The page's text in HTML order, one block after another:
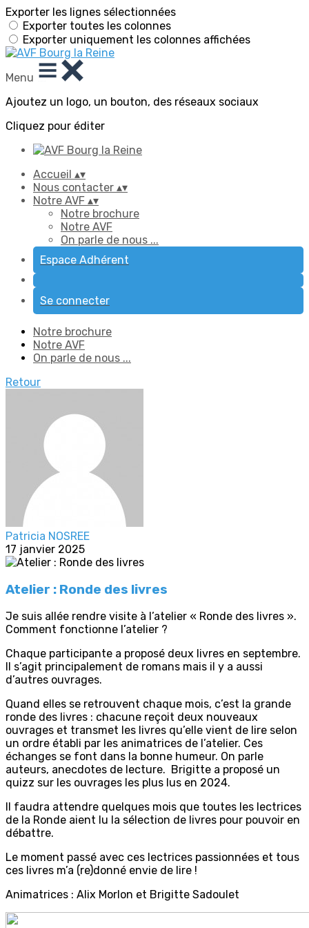
Exporter les lignes sélectionnées
Exporter toutes les colonnes
Exporter uniquement les colonnes affichées
Menu
Ajoutez un logo, un bouton, des réseaux sociaux
Cliquez pour éditer
Accueil ▴▾
Nous contacter ▴▾
Notre AVF ▴▾
Notre brochure
Notre AVF
On parle de nous ...
Espace Adhérent
Se connecter
Notre brochure
Notre AVF
On parle de nous ...
Retour
Patricia NOSREE
17 janvier 2025
Atelier : Ronde des livres
Je suis allée rendre visite à l’atelier « Ronde des livres ».
Comment fonctionne l’atelier ?
Chaque participante a proposé deux livres en septembre.
Il s’agit principalement de romans mais il y a aussi
d’autres ouvrages.
Quand elles se retrouvent chaque mois, c’est la grande
ronde des livres : chacune reçoit deux nouveaux
ouvrages et transmet les livres qu’elle vient de lire selon
un ordre établi par les animatrices de l’atelier. Ces
échanges se font dans la bonne humeur. On parle
auteurs, anecdotes de lecture. Brigitte a proposé un
quizz sur les ouvrages les plus lus en 2024.
Il faudra attendre quelques mois que toutes les lectrices
de la Ronde aient lu la sélection de livres pour pouvoir en
débattre.
Le moment passé avec ces lectrices passionnées et tous
ces livres m’a (re)donné envie de lire !
Animatrices : Alix Morlon et Brigitte Sadoulet